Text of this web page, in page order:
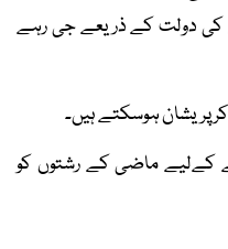
کی دولت کے ذریعے جی رہے
پریشان ہوسکتے ہیں۔
کےلیے ماضی کے رشتوں کو